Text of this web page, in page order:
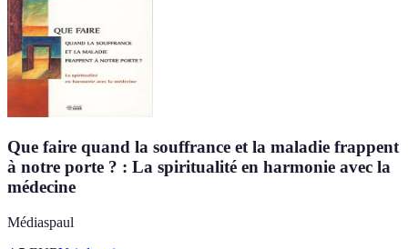
Que faire quand la souffrance et la maladie frappent
à notre porte ? : La spiritualité en harmonie avec la
médecine
Médiaspaul